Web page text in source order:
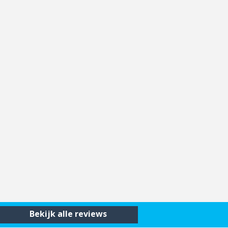
Bekijk alle reviews